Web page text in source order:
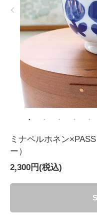
ミナペルホネン
ー）
2,300円(税込)